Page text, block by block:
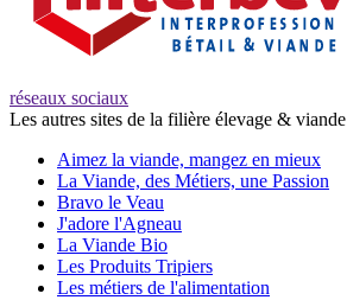
réseaux sociaux
Les autres sites de la filière élevage & viande
Aimez la viande, mangez en mieux
La Viande, des Métiers, une Passion
Bravo le Veau
J'adore l'Agneau
La Viande Bio
Les Produits Tripiers
Les métiers de l'alimentation